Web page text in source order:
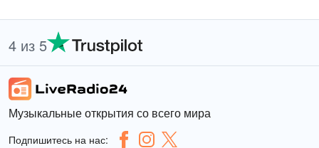
4 из 5
Музыкальные открытия со всего мира
Подпишитесь на нас: